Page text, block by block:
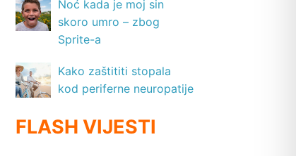
Noć kada je moj sin
skoro umro – zbog
Sprite-a
Kako zaštititi stopala
kod periferne neuropatije
FLASH VIJESTI